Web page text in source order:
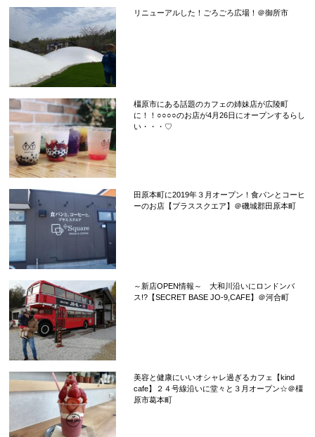
リニューアルした！ごろごろ広場！＠御所市
橿原市にある話題のカフェの姉妹店が広陵町
に！！○○○○のお店が4月26日にオープンするらし
い・・・♡
田原本町に2019年３月オープン！食パンとコーヒ
ーのお店【プラススクエア】＠磯城郡田原本町
～新店OPEN情報～ 大和川沿いにロンドンバ
ス!?【SECRET BASE JO-9,CAFE】＠河合町
美容と健康にいいオシャレ過ぎるカフェ【kind
cafe】２４号線沿いに堂々と３月オープン☆＠橿
原市葛本町